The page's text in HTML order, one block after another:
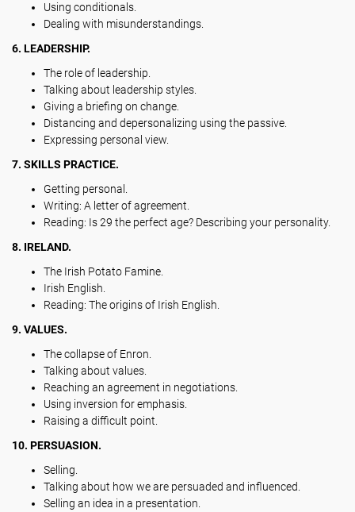
Using conditionals.
Dealing with misunderstandings.
6. LEADERSHIP.
The role of leadership.
Talking about leadership styles.
Giving a briefing on change.
Distancing and depersonalizing using the passive.
Expressing personal view.
7. SKILLS PRACTICE.
Getting personal.
Writing: A letter of agreement.
Reading: Is 29 the perfect age? Describing your personality.
8. IRELAND.
The Irish Potato Famine.
Irish English.
Reading: The origins of Irish English.
9. VALUES.
The collapse of Enron.
Talking about values.
Reaching an agreement in negotiations.
Using inversion for emphasis.
Raising a difficult point.
10. PERSUASION.
Selling.
Talking about how we are persuaded and influenced.
Selling an idea in a presentation.